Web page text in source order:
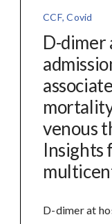
CCF,Covid
D-dimer
venous
Insights
D-dimer at